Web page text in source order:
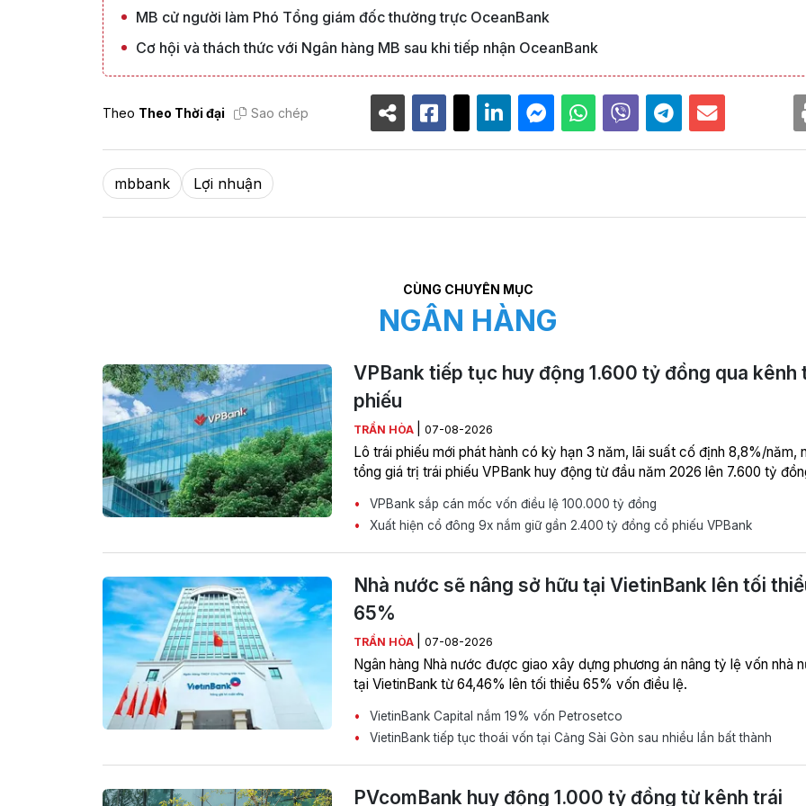
MB cử người làm Phó Tổng giám đốc thường trực OceanBank
Cơ hội và thách thức với Ngân hàng MB sau khi tiếp nhận OceanBank
Theo Theo Thời đại Sao chép
mbbank Lợi nhuận
CÙNG CHUYÊN MỤC
NGÂN HÀNG
VPBank tiếp tục huy động 1.600 tỷ đồng qua kênh
phiếu
TRẦN HÒA 07-08-2026
Lô trái phiếu mới phát hành có kỳ hạn 3 năm, lãi suất cố định 8,8%/năm,
tổng giá trị trái phiếu VPBank huy động từ đầu năm 2026 lên 7.600 tỷ
VPBank sắp cán mốc vốn điều lệ 100.000 tỷ đồng
Xuất hiện cổ đông 9x nắm giữ gần 2.400 tỷ đồng cổ phiếu VPBank
Nhà nước sẽ nâng sở hữu tại VietinBank lên tối
65%
TRẦN HÒA 07-08-2026
Ngân hàng Nhà nước được giao xây dựng phương án nâng tỷ lệ vốn nhà
tại VietinBank từ 64,46% lên tối thiểu 65% vốn điều lệ.
VietinBank Capital nắm 19% vốn Petrosetco
VietinBank tiếp tục thoái vốn tại Cảng Sài Gòn sau nhiều lần bất thành
PVcomBank huy động 1.000 tỷ đồng từ kênh trái